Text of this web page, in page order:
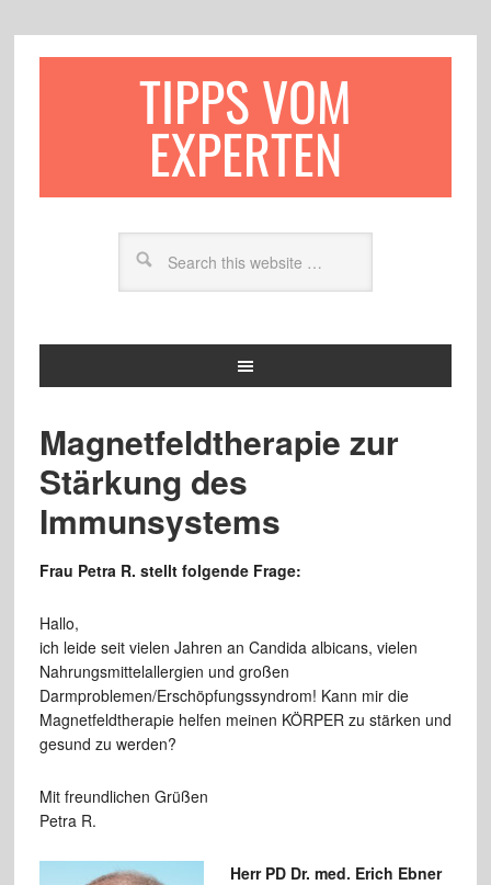
TIPPS VOM
EXPERTEN
Magnetfeldtherapie zur
Stärkung des
Immunsystems
Frau Petra R. stellt folgende Frage:
Hallo,
ich leide seit vielen Jahren an Candida albicans, vielen
Nahrungsmittelallergien und großen
Darmproblemen/Erschöpfungssyndrom! Kann mir die
Magnetfeldtherapie helfen meinen KÖRPER zu stärken und
gesund zu werden?
Mit freundlichen Grüßen
Petra R.
Herr PD Dr. med. Erich Ebner